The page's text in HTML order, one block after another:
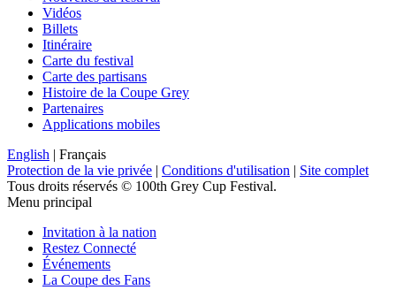
Vidéos
Billets
Itinéraire
Carte du festival
Carte des partisans
Histoire de la Coupe Grey
Partenaires
Applications mobiles
English | Français
Protection de la vie privée | Conditions d'utilisation | Site complet
Tous droits réservés © 100th Grey Cup Festival.
Menu principal
Invitation à la nation
Restez Connecté
Événements
La Coupe des Fans